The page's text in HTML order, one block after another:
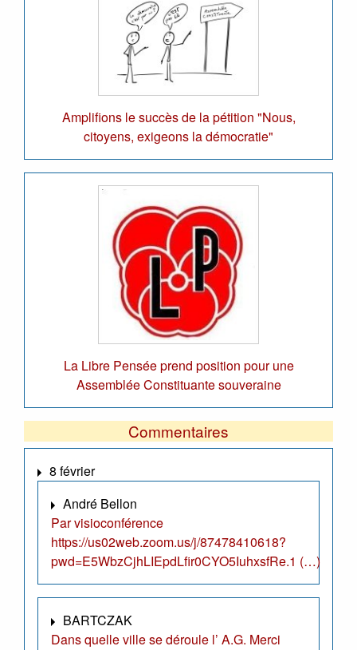
Amplifions le succès de la pétition "Nous,
citoyens, exigeons la démocratie"
La Libre Pensée prend position pour une
Assemblée Constituante souveraine
Commentaires
8 février
André Bellon
Par visioconférence
https://us02web.zoom.us/j/87478410618?
pwd=E5WbzCjhLIEpdLfir0CYO5IuhxsfRe.1 (…)
BARTCZAK
Dans quelle ville se déroule l’ A.G. Merci